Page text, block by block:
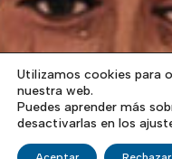
Utilizamos cookies para
nuestra web.
Puedes aprender más
desactivarlas en los